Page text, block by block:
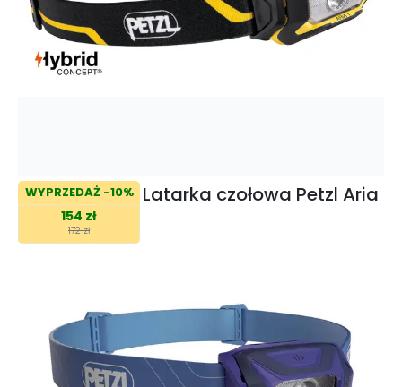
WYPRZEDAŻ -10%
154 zł
172 zł
Latarka czołowa Petzl Aria